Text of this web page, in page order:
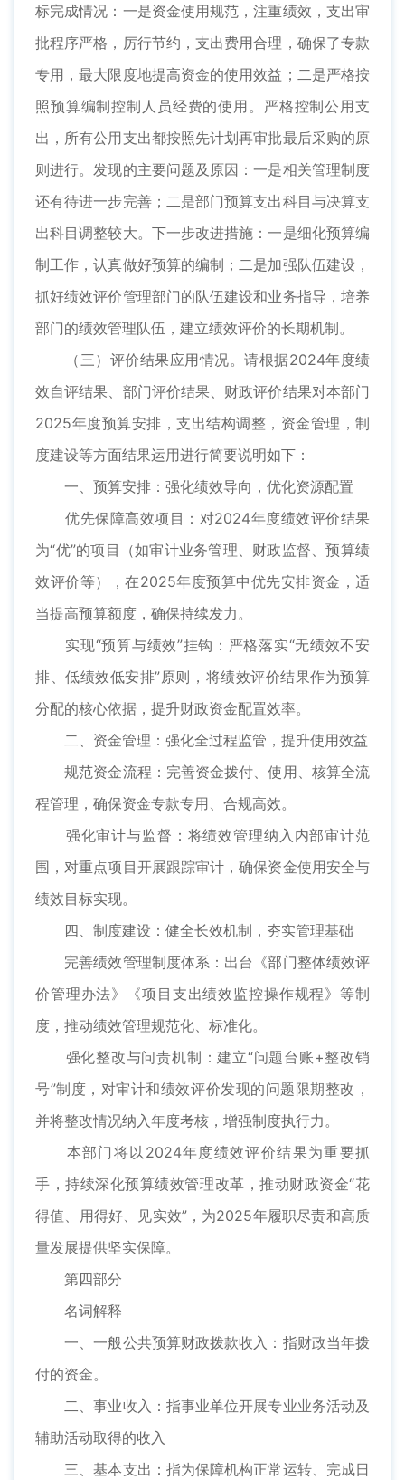
标完成情况：一是资金使用规范，注重绩效，支出审
批程序严格，厉行节约，支出费用合理，确保了专款
专用，最大限度地提高资金的使用效益；二是严格按
照预算编制控制人员经费的使用。严格控制公用支
出，所有公用支出都按照先计划再审批最后采购的原
则进行。发现的主要问题及原因：一是相关管理制度
还有待进一步完善；二是部门预算支出科目与决算支
出科目调整较大。下一步改进措施：一是细化预算编
制工作，认真做好预算的编制；二是加强队伍建设，
抓好绩效评价管理部门的队伍建设和业务指导，培养
部门的绩效管理队伍，建立绩效评价的长期机制。
（三）评价结果应用情况。请根据2024年度绩
效自评结果、部门评价结果、财政评价结果对本部门
2025年度预算安排，支出结构调整，资金管理，制
度建设等方面结果运用进行简要说明如下：
一、预算安排：强化绩效导向，优化资源配置
优先保障高效项目：对2024年度绩效评价结果
为“优”的项目（如审计业务管理、财政监督、预算绩
效评价等），在2025年度预算中优先安排资金，适
当提高预算额度，确保持续发力。
实现“预算与绩效”挂钩：严格落实“无绩效不安
排、低绩效低安排”原则，将绩效评价结果作为预算
分配的核心依据，提升财政资金配置效率。
二、资金管理：强化全过程监管，提升使用效益
规范资金流程：完善资金拨付、使用、核算全流
程管理，确保资金专款专用、合规高效。
强化审计与监督：将绩效管理纳入内部审计范
围，对重点项目开展跟踪审计，确保资金使用安全与
绩效目标实现。
四、制度建设：健全长效机制，夯实管理基础
完善绩效管理制度体系：出台《部门整体绩效评
价管理办法》《项目支出绩效监控操作规程》等制
度，推动绩效管理规范化、标准化。
强化整改与问责机制：建立“问题台账+整改销
号”制度，对审计和绩效评价发现的问题限期整改，
并将整改情况纳入年度考核，增强制度执行力。
本部门将以2024年度绩效评价结果为重要抓
手，持续深化预算绩效管理改革，推动财政资金“花
得值、用得好、见实效”，为2025年履职尽责和高质
量发展提供坚实保障。
第四部分
名词解释
一、一般公共预算财政拨款收入：指财政当年拨
付的资金。
二、事业收入：指事业单位开展专业业务活动及
辅助活动取得的收入
三、基本支出：指为保障机构正常运转、完成日